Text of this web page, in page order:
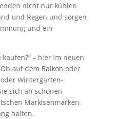
nicht nur kühlen
und Regen und sorgen
und ein
– hier im neuen
auf dem Balkon oder
Wintergarten-
sich an schönen
Markisenmarken,
halten.